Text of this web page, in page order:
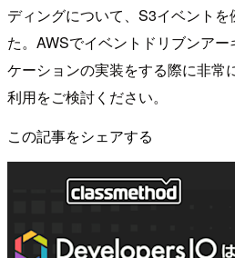
ディングについて、S3イベント
た。AWSでイベントドリブンアー
ケーションの実装をする際に非常
利用をご検討ください。
この記事をシェアする